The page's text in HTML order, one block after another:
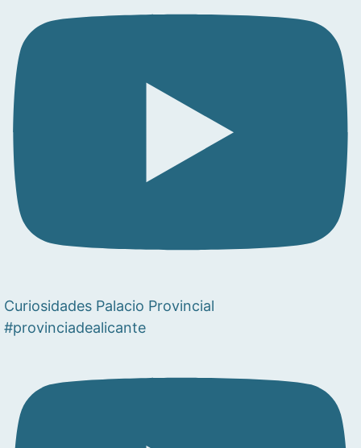
Curiosidades Palacio Provincial
#provinciadealicante